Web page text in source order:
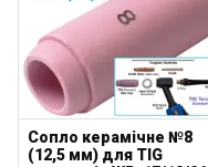
Сопло керамічне №8
(12,5 мм) для TIG